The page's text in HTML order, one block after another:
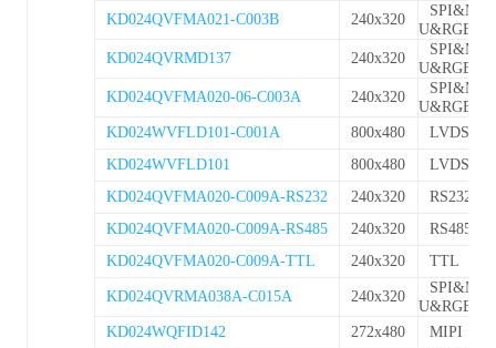
KD024QVFMA021-C003B
240x320
SPI&MC
U&RGB
KD024QVRMD137
240x320
SPI&MC
U&RGB
KD024QVFMA020-06-C003A
240x320
SPI&MC
U&RGB
KD024WVFLD101-C001A
800x480
LVDS
KD024WVFLD101
800x480
LVDS
KD024QVFMA020-C009A-RS232
240x320
RS232
KD024QVFMA020-C009A-RS485
240x320
RS485
KD024QVFMA020-C009A-TTL
240x320
TTL
KD024QVRMA038A-C015A
240x320
SPI&MC
U&RGB
KD024WQFID142
272x480
MIPI